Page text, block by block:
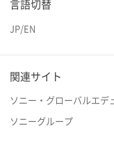
言語切替
JP/EN
関連サイト
ソニー・グローバルエデ
ソニーグループ